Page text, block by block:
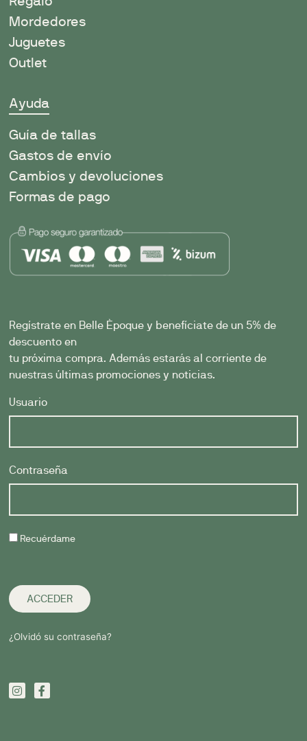
Mordedores
Juguetes
Outlet
Ayuda
Guía de tallas
Gastos de envío
Cambios y devoluciones
Formas de pago
Regístrate en Belle Èpoque y benefíciate de un 5% de
descuento en
tu próxima compra. Además estarás al corriente de
nuestras últimas promociones y noticias.
Usuario
Contraseña
Recuérdame
ACCEDER
¿Olvidó su contraseña?